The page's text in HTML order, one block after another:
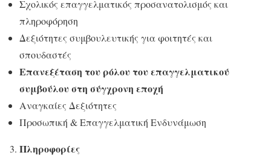
Σχολικός επαγγελματικός προσανατολισμός και
πληροφόρηση
Δεξιότητες συμβουλευτικής για φοιτητές και
σπουδαστές
Επανεξέταση του ρόλου του επαγγελματικού
συμβούλου στη σύγχρονη εποχή
Αναγκαίες Δεξιότητες
Προσωπική & Επαγγελματική Ενδυνάμωση
Πληροφορίες